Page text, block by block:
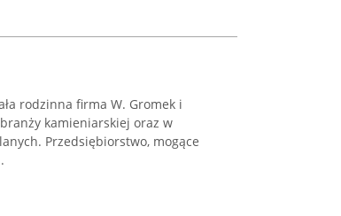
rodzinna firma W. Gromek i
kamieniarskiej oraz w
Przedsiębiorstwo, mogące